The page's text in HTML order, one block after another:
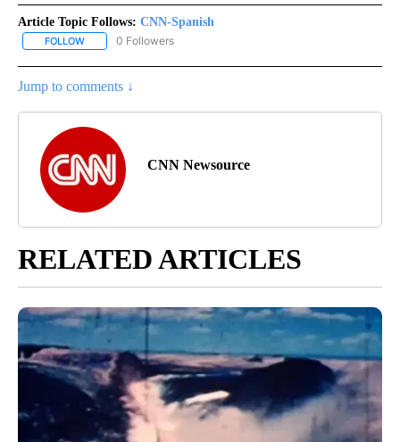
Article Topic Follows: CNN-Spanish
FOLLOW FOLLOW "CNN-SPANISH" TO RECEIVE NOTIFICATIONS ABOUT
0 Followers
Jump to comments ↓
CNN Newsource
RELATED ARTICLES